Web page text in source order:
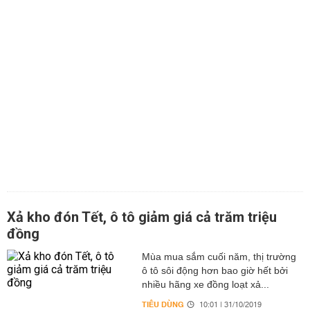
Xả kho đón Tết, ô tô giảm giá cả trăm triệu
đồng
Mùa mua sắm cuối năm, thị trường
ô tô sôi động hơn bao giờ hết bởi
nhiều hãng xe đồng loạt xả...
TIÊU DÙNG 10:01 | 31/10/2019